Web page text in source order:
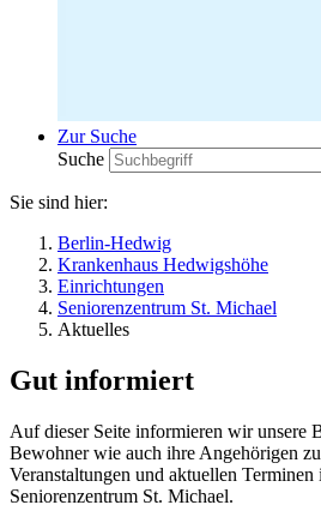
Zur Suche
Suche
Sie sind hier:
Berlin-Hedwig
Krankenhaus Hedwigshöhe
Einrichtungen
Seniorenzentrum St. Michael
Aktuelles
Gut informiert
Auf dieser Seite informieren wir unsere
Bewohner wie auch ihre Angehörigen
Veranstaltungen und aktuellen Terminen
Seniorenzentrum St. Michael.